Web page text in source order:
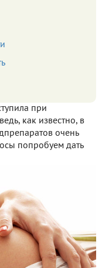
при
как известно, в
очень
попробуем дать